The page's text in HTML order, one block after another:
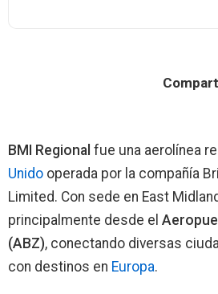
BMI Regional fue una aerolínea
Unido operada por la compañía
Limited. Con sede en East
principalmente desde el
(ABZ), conectando diversas
con destinos en Europa.